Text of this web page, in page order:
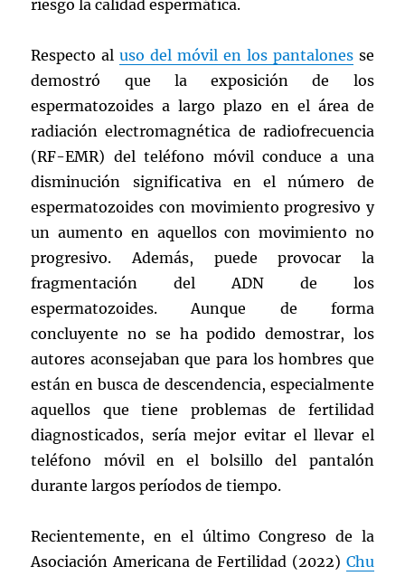
riesgo la calidad espermática.
Respecto aluso del móvil en los pantalonesse
demostró que la exposición de los
espermatozoides a largo plazo en el área de
radiación electromagnética de radiofrecuencia
(RF-EMR) del teléfono móvil conduce a una
disminución significativa en el número de
espermatozoides con movimiento progresivo y
un aumento en aquellos con movimiento no
progresivo. Además, puede provocar la
fragmentación del ADN de los
espermatozoides. Aunque de forma
concluyente no se ha podido demostrar, los
autores aconsejaban que para los hombres que
están en busca de descendencia, especialmente
aquellos que tiene problemas de fertilidad
diagnosticados, sería mejor evitar el llevar el
teléfono móvil en el bolsillo del pantalón
durante largos períodos de tiempo.
Recientemente, en el último Congreso de la
Asociación Americana de Fertilidad (2022) Chu